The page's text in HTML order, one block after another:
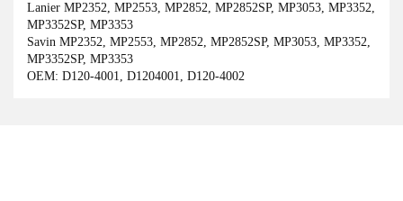
Lanier MP2352, MP2553, MP2852, MP2852SP, MP3053, MP3352,
MP3352SP, MP3353
Savin MP2352, MP2553, MP2852, MP2852SP, MP3053, MP3352,
MP3352SP, MP3353
OEM: D120-4001, D1204001, D120-4002